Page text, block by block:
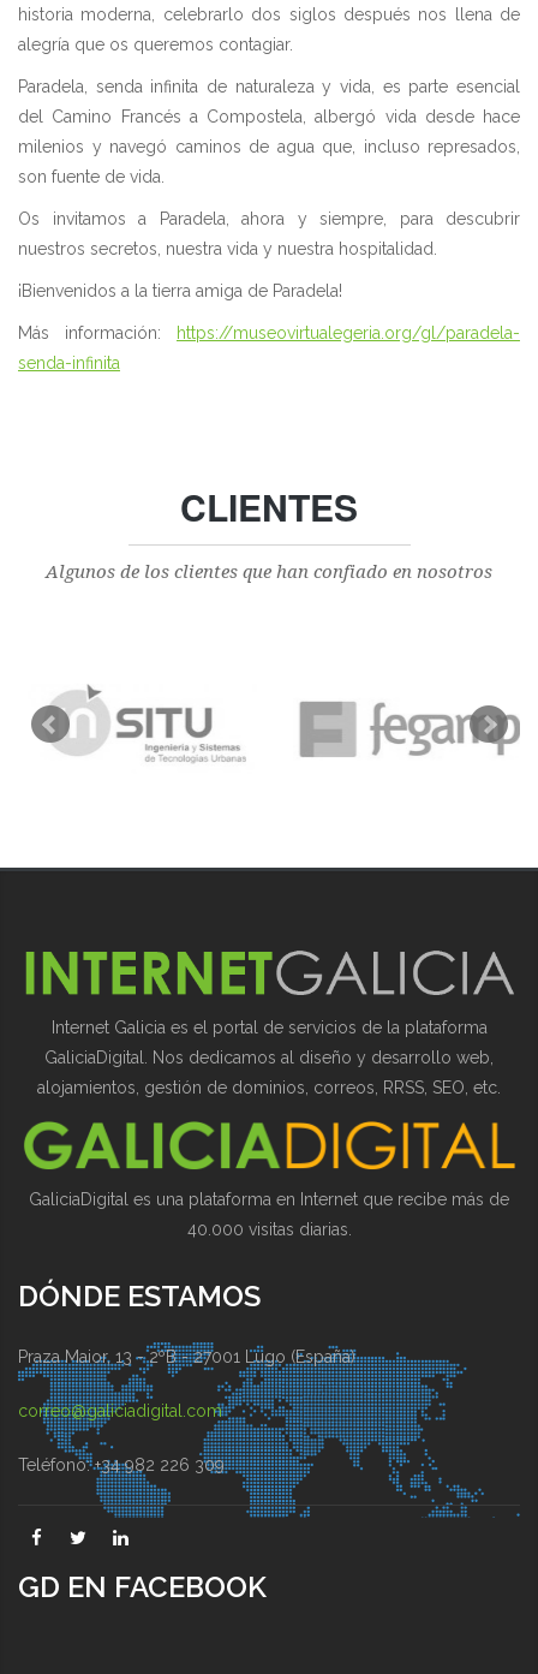
historia moderna, celebrarlo dos siglos después nos llena de
alegría que os queremos contagiar.
Paradela, senda infinita de naturaleza y vida, es parte esencial
del Camino Francés a Compostela, albergó vida desde hace
milenios y navegó caminos de agua que, incluso represados,
son fuente de vida.
Os invitamos a Paradela, ahora y siempre, para descubrir
nuestros secretos, nuestra vida y nuestra hospitalidad.
¡Bienvenidos a la tierra amiga de Paradela!
Más información:
https://museovirtualegeria.org/gl/paradela-
senda-infinita
CLIENTES
Algunos de los clientes que han confiado en nosotros
Internet Galicia es el portal de servicios de la plataforma
GaliciaDigital. Nos dedicamos al diseño y desarrollo web,
alojamientos, gestión de dominios, correos, RRSS, SEO, etc.
GaliciaDigital es una plataforma en Internet que recibe más de
40.000 visitas diarias.
DÓNDE ESTAMOS
Praza Maior, 13 - 2ºB - 27001 Lugo (España)
correo@galiciadigital.com
Teléfono: +34 982 226 309
GD EN FACEBOOK